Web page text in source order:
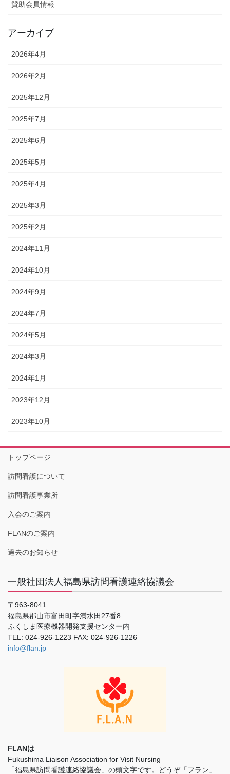
賛助会員情報
アーカイブ
2026年4月
2026年2月
2025年12月
2025年7月
2025年6月
2025年5月
2025年4月
2025年3月
2025年2月
2024年11月
2024年10月
2024年9月
2024年7月
2024年5月
2024年3月
2024年1月
2023年12月
2023年10月
トップページ
訪問看護について
訪問看護事業所
入会のご案内
FLANのご案内
過去のお知らせ
一般社団法人福島県訪問看護連絡協議会
〒963-8041
福島県郡山市富田町字満水田27番8
ふくしま医療機器開発支援センター内
TEL: 024-926-1223 FAX: 024-926-1226
info@flan.jp
FLANは
Fukushima Liaison Association for Visit Nursing
「福島県訪問看護連絡協議会」の頭文字です。どうぞ「フラン」